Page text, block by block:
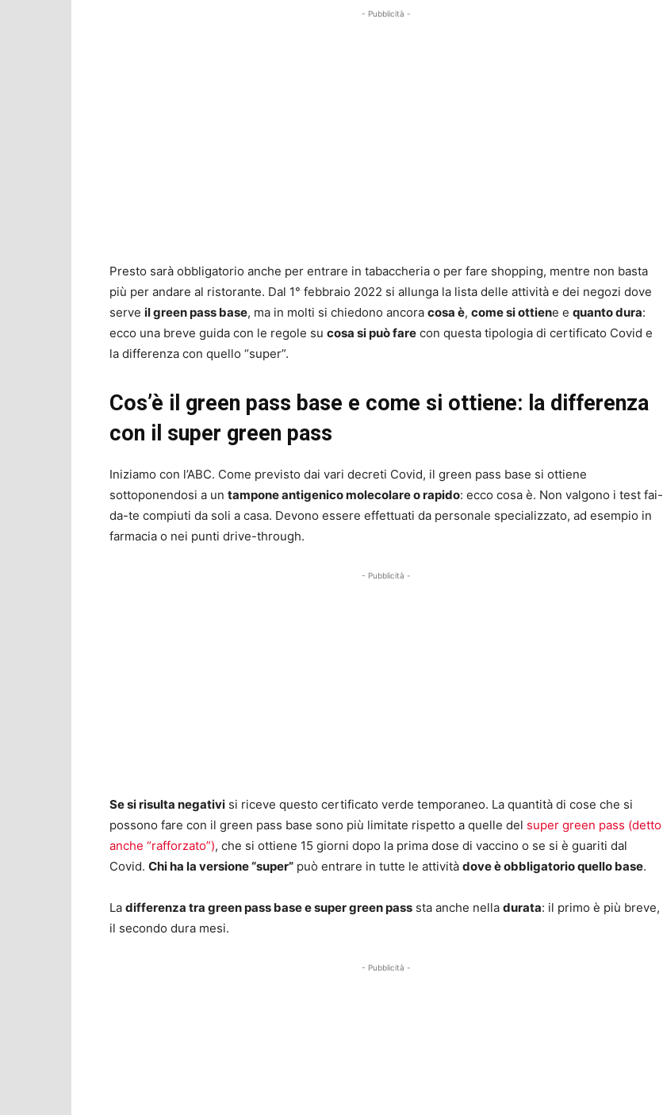
- Pubblicità -
Presto sarà obbligatorio anche per entrare in tabaccheria o per fare shopping, mentre non basta
più per andare al ristorante. Dal 1° febbraio 2022 si allunga la lista delle attività e dei negozi dove
serve il green pass base, ma in molti si chiedono ancora cosa è, come si ottiene e quanto dura:
ecco una breve guida con le regole su cosa si può fare con questa tipologia di certificato Covid e
la differenza con quello “super”.
Cos’è il green pass base e come si ottiene: la differenza
con il super green pass
Iniziamo con l’ABC. Come previsto dai vari decreti Covid, il green pass base si ottiene
sottoponendosi a un tampone antigenico molecolare o rapido: ecco cosa è. Non valgono i test fai-
da-te compiuti da soli a casa. Devono essere effettuati da personale specializzato, ad esempio in
farmacia o nei punti drive-through.
- Pubblicità -
Se si risulta negativi si riceve questo certificato verde temporaneo. La quantità di cose che si
possono fare con il green pass base sono più limitate rispetto a quelle del super green pass (detto
anche “rafforzato”), che si ottiene 15 giorni dopo la prima dose di vaccino o se si è guariti dal
Covid. Chi ha la versione “super” può entrare in tutte le attività dove è obbligatorio quello base.
La differenza tra green pass base e super green pass sta anche nella durata: il primo è più breve,
il secondo dura mesi.
- Pubblicità -